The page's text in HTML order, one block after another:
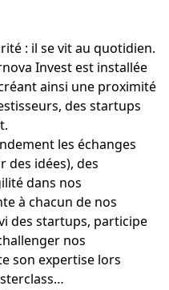
: il se vit au quotidien.
Invest est installée
ainsi une proximité
des startups
les échanges
des idées), des
dans nos
à chacun de nos
des startups, participe
nos
son expertise lors